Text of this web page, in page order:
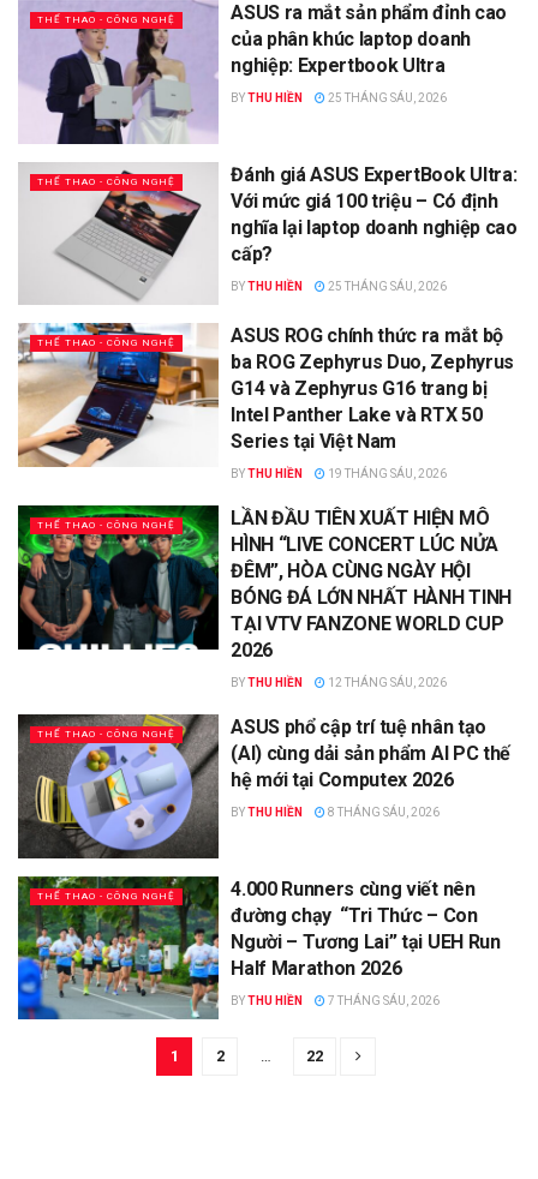
THỂ THAO - CÔNG NGHỆ
ASUS ra mắt sản phẩm đỉnh cao
của phân khúc laptop doanh
nghiệp: Expertbook Ultra
BYTHU HIỀN 25 THÁNG SÁU, 2026
THỂ THAO - CÔNG NGHỆ
Đánh giá ASUS ExpertBook Ultra:
Với mức giá 100 triệu – Có định
nghĩa lại laptop doanh nghiệp cao
cấp?
BYTHU HIỀN 25 THÁNG SÁU, 2026
THỂ THAO - CÔNG NGHỆ
ASUS ROG chính thức ra mắt bộ
ba ROG Zephyrus Duo, Zephyrus
G14 và Zephyrus G16 trang bị
Intel Panther Lake và RTX 50
Series tại Việt Nam
BYTHU HIỀN 19 THÁNG SÁU, 2026
THỂ THAO - CÔNG NGHỆ
LẦN ĐẦU TIÊN XUẤT HIỆN MÔ
HÌNH “LIVE CONCERT LÚC NỬA
ĐÊM”, HÒA CÙNG NGÀY HỘI
BÓNG ĐÁ LỚN NHẤT HÀNH TINH
TẠI VTV FANZONE WORLD CUP
2026
BYTHU HIỀN 12 THÁNG SÁU, 2026
THỂ THAO - CÔNG NGHỆ
ASUS phổ cập trí tuệ nhân tạo
(AI) cùng dải sản phẩm AI PC thế
hệ mới tại Computex 2026
BYTHU HIỀN 8 THÁNG SÁU, 2026
THỂ THAO - CÔNG NGHỆ
4.000 Runners cùng viết nên
đường chạy “Tri Thức – Con
Người – Tương Lai” tại UEH Run
Half Marathon 2026
BYTHU HIỀN 7 THÁNG SÁU, 2026
1 2 … 22